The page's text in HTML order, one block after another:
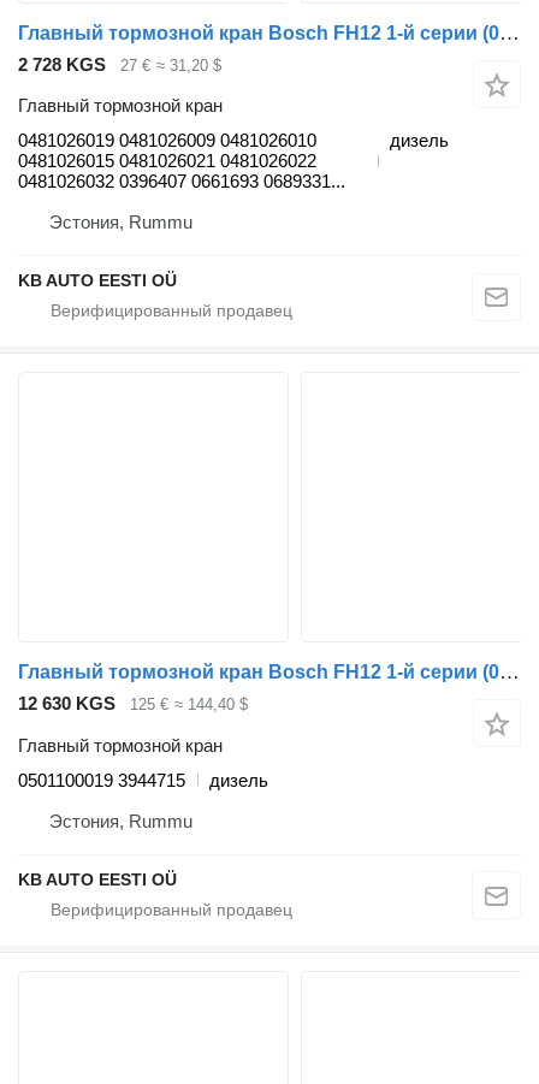
Главный тормозной кран Bosch FH12 1-й серии (01.93-12.02) 0481026019 для грузовика Volvo FH12, FH16, NH12, FH, VNL780 (1993-2014)
2 728 KGS 27 € ≈ 31,20 $
Главный тормозной кран
0481026019 0481026009 0481026010
0481026015 0481026021 0481026022
0481026032 0396407 0661693 0689331...
дизель
Эстония, Rummu
KB AUTO EESTI OÜ
Главный тормозной кран Bosch FH12 1-й серии (01.93-12.02) 0501100019 для грузовика Volvo FH12, FH16, NH12, FH, VNL780 (1993-2014)
12 630 KGS 125 € ≈ 144,40 $
Главный тормозной кран
0501100019 3944715
дизель
Эстония, Rummu
KB AUTO EESTI OÜ